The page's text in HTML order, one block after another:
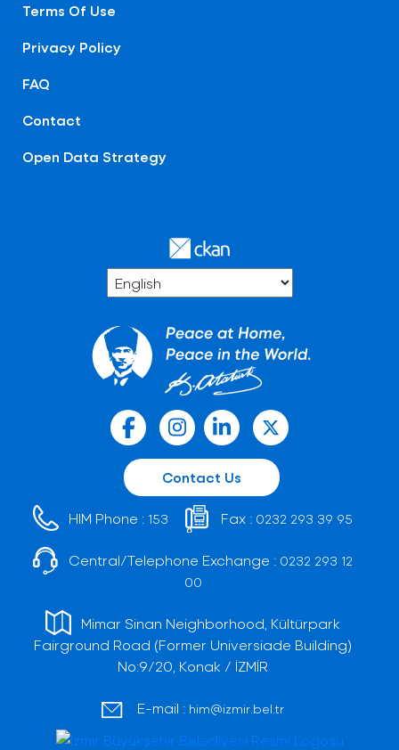
Terms Of Use
Privacy Policy
FAQ
Contact
Open Data Strategy
Contact Us
HIM Phone : 153 Fax : 0232 293 39 95
Central/Telephone Exchange : 0232 293 12
00
Mimar Sinan Neighborhood, Kültürpark
Fairground Road (Former Universiade Building)
No:9/20, Konak / İZMİR
E-mail : him@izmir.bel.tr